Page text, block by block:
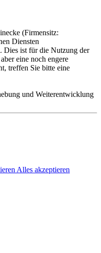
(Firmensitz:
Diensten
Dies ist für die Nutzung der
eine noch engere
treffen Sie bitte eine
und Weiterentwicklung
Alles akzeptieren